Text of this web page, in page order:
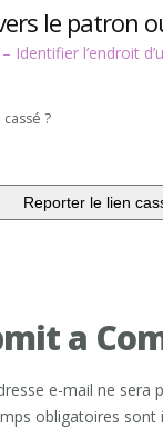
le patron
Identifier l’endroit
cassé ?
a
e-mail ne sera
obligatoires sont